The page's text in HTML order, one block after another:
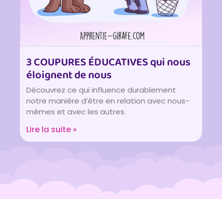
3 COUPURES ÉDUCATIVES qui nous
éloignent de nous
Découvrez ce qui influence durablement
notre manière d’être en relation avec nous-
mêmes et avec les autres.
Lire la suite »